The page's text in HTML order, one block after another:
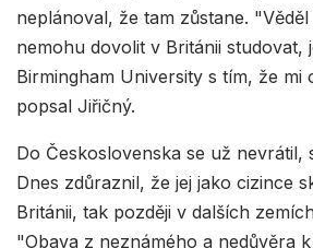
neplánoval, že tam zůstane. "Věděl
nemohu dovolit v Británii studovat,
Birmingham University s tím, že mi
popsal Jiřičný.
Do Československa se už nevrátil,
Dnes zdůraznil, že jej jako cizince
Británii, tak později v dalších
"Obava z neznámého a nedůvěra